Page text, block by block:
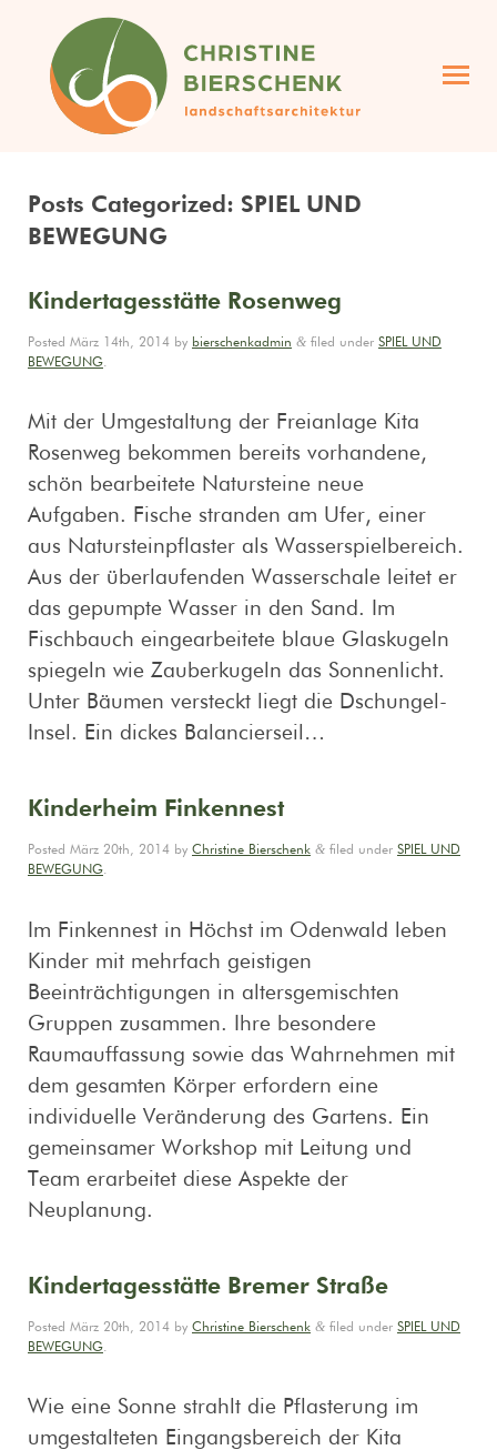
christine bierschenk
kontakt
Posts Categorized: SPIEL UND
BEWEGUNG
Kindertagesstätte Rosenweg
Posted März 14th, 2014 by bierschenkadmin & filed under SPIEL UND
BEWEGUNG.
Mit der Umgestaltung der Freianlage Kita
Rosenweg bekommen bereits vorhandene,
schön bearbeitete Natursteine neue
Aufgaben. Fische stranden am Ufer, einer
aus Natursteinpflaster als Wasserspielbereich.
Aus der überlaufenden Wasserschale leitet er
das gepumpte Wasser in den Sand. Im
Fischbauch eingearbeitete blaue Glaskugeln
spiegeln wie Zauberkugeln das Sonnenlicht.
Unter Bäumen versteckt liegt die Dschungel-
Insel. Ein dickes Balancierseil…
Kinderheim Finkennest
Posted März 20th, 2014 by Christine Bierschenk & filed under SPIEL UND
BEWEGUNG.
Im Finkennest in Höchst im Odenwald leben
Kinder mit mehrfach geistigen
Beeinträchtigungen in altersgemischten
Gruppen zusammen. Ihre besondere
Raumauffassung sowie das Wahrnehmen mit
dem gesamten Körper erfordern eine
individuelle Veränderung des Gartens. Ein
gemeinsamer Workshop mit Leitung und
Team erarbeitet diese Aspekte der
Neuplanung.
Kindertagesstätte Bremer Straße
Posted März 20th, 2014 by Christine Bierschenk & filed under SPIEL UND
BEWEGUNG.
Wie eine Sonne strahlt die Pflasterung im
umgestalteten Eingangsbereich der Kita